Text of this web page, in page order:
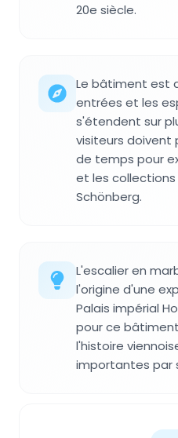
20e siècle.
Le bâtiment est
entrées et les
s'étendent sur
visiteurs doivent
de temps pour
et les
Schönberg.
L'escalier en
l'origine d'une
Palais impérial
pour ce
l'histoire
importantes par